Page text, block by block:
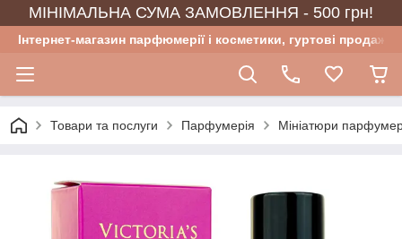
МІНІМАЛЬНА СУМА ЗАМОВЛЕННЯ - 500 грн!
Інтернет-магазин парфюмерії і косметики, гуртові продажі
Товари та послуги Парфумерія Мініатюри